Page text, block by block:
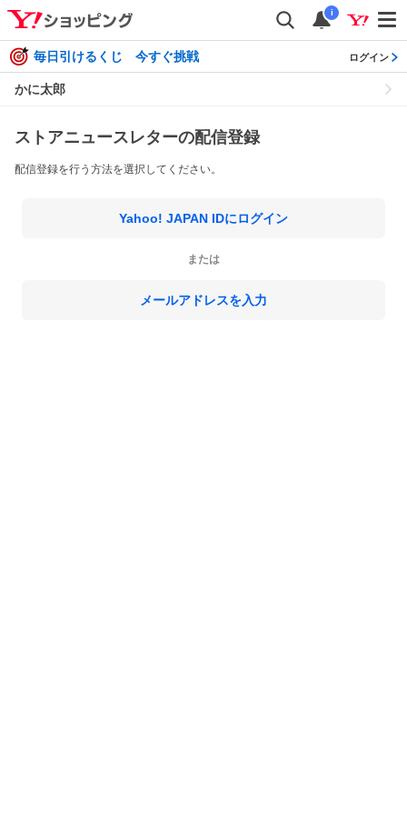
i
毎日引けるくじ 今すぐ挑戦 ログイン
かに太郎
ストアニュースレターの配信登録
配信登録を行う方法を選択してください。
Yahoo! JAPAN IDにログイン
または
メールアドレスを入力